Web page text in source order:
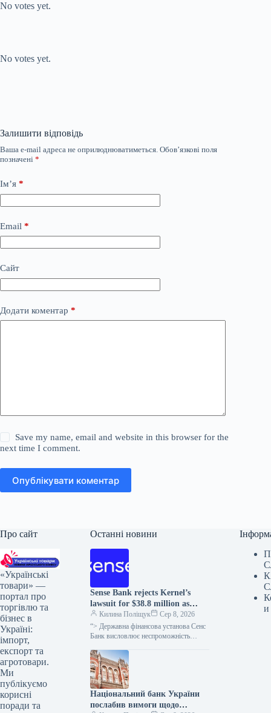
No votes yet.
No votes yet.
Залишити відповідь
Ваша e-mail адреса не оприлюднюватиметься. Обов’язкові поля
позначені *
Ім’я *
Email *
Сайт
Додати коментар *
Save my name, email and website in this browser for the
next time I comment.
Опублікувати коментар
Про сайт
«Українські
товари» —
портал про
торгівлю та
бізнес в
Україні:
імпорт,
експорт та
агротовари.
Ми
публікуємо
корисні
поради та
Останні новини
Sense Bank rejects Kernel’s
lawsuit for $38.8 million as
unfounded.
Килина Поліщук
Сер 8, 2026
“> Державна фінансова установа Сенс
Банк висловлює неспроможність
Investments Limited, що входить до
агрогрупи “Кернел”, щодо…
Національний банк України
послабив вимоги щодо
и